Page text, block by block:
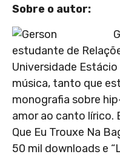
Sobre o autor:
estudante de
Universidade
música, tanto que
monografia sobre
amor ao canto lírico.
Que Eu Trouxe Na
50 mil downloads e